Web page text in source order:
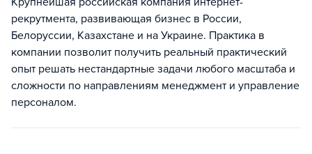
рекрутмента, развивающая бизнес в России,
Белоруссии, Казахстане и на Украине. Практика в
компании позволит получить реальный практический
опыт решать нестандартные задачи любого масштаба и
сложности по направлениям менеджмент и управление
персоналом.